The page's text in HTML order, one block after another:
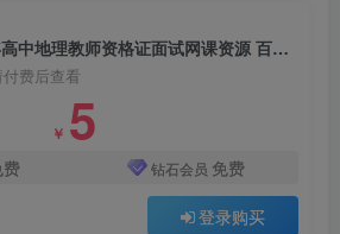
教资 | 2023年下半年高中地理教师资格证面试网课资源 百度云
费后查看
￥ 5
钻石会员 免费
登录购买